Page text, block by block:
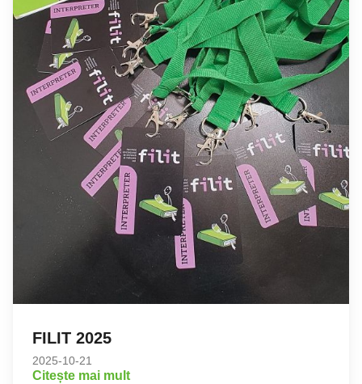
FILIT 2025
2025-10-21
Citește mai mult